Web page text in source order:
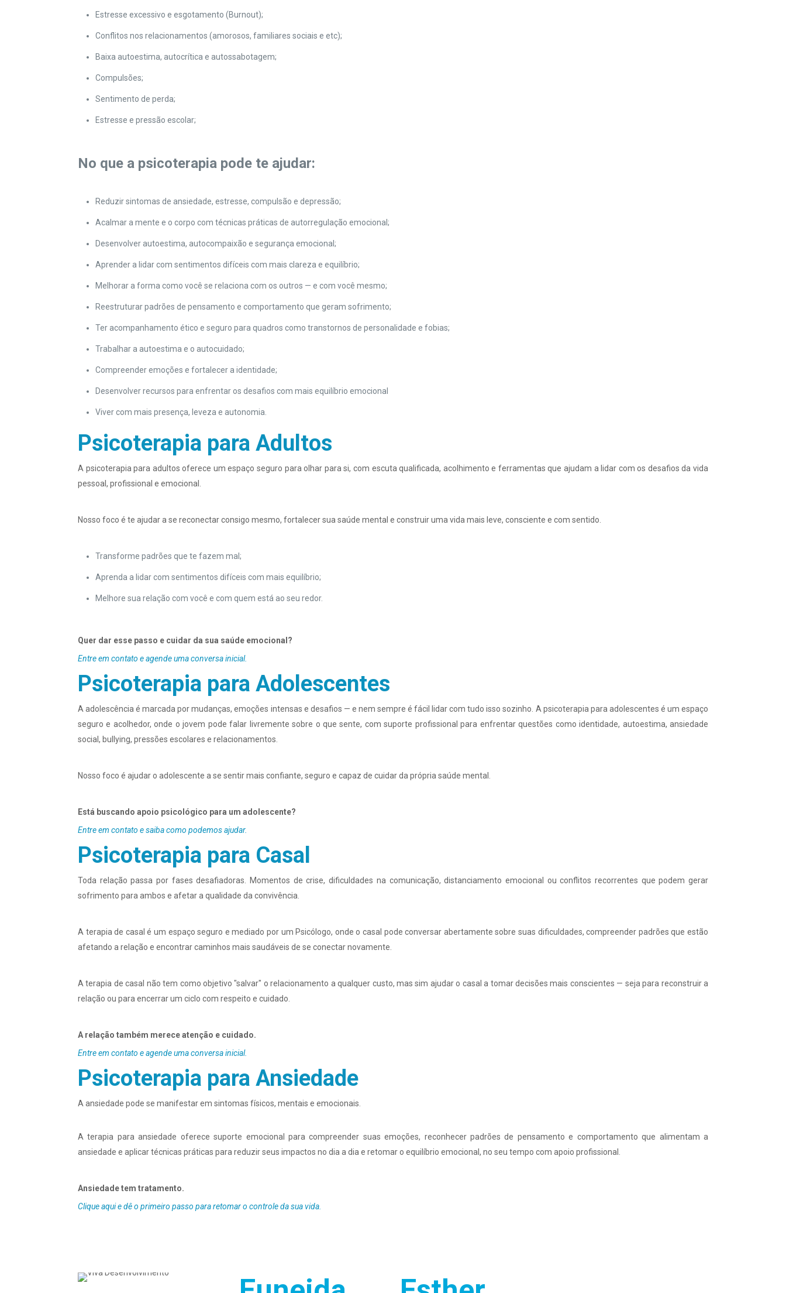
Estresse excessivo e esgotamento (Burnout);
Conflitos nos relacionamentos (amorosos, familiares sociais e etc);
Baixa autoestima, autocrítica e autossabotagem;
Compulsões;
Sentimento de perda;
Estresse e pressão escolar;
No que a psicoterapia pode te ajudar:
Reduzir sintomas de ansiedade, estresse, compulsão e depressão;
Acalmar a mente e o corpo com técnicas práticas de autorregulação emocional;
Desenvolver autoestima, autocompaixão e segurança emocional;
Aprender a lidar com sentimentos difíceis com mais clareza e equilíbrio;
Melhorar a forma como você se relaciona com os outros — e com você mesmo;
Reestruturar padrões de pensamento e comportamento que geram sofrimento;
Ter acompanhamento ético e seguro para quadros como transtornos de personalidade e fobias;
Trabalhar a autoestima e o autocuidado;
Compreender emoções e fortalecer a identidade;
Desenvolver recursos para enfrentar os desafios com mais equilíbrio emocional
Viver com mais presença, leveza e autonomia.
Psicoterapia para Adultos
A psicoterapia para adultos oferece um espaço seguro para olhar para si, com escuta qualificada, acolhimento e ferramentas que ajudam a lidar com os desafios da vida
pessoal, profissional e emocional.
Nosso foco é te ajudar a se reconectar consigo mesmo, fortalecer sua saúde mental e construir uma vida mais leve, consciente e com sentido.
Transforme padrões que te fazem mal;
Aprenda a lidar com sentimentos difíceis com mais equilíbrio;
Melhore sua relação com você e com quem está ao seu redor.
Quer dar esse passo e cuidar da sua saúde emocional?
Entre em contato e agende uma conversa inicial.
Psicoterapia para Adolescentes
A adolescência é marcada por mudanças, emoções intensas e desafios — e nem sempre é fácil lidar com tudo isso sozinho. A psicoterapia para adolescentes é um espaço
seguro e acolhedor, onde o jovem pode falar livremente sobre o que sente, com suporte profissional para enfrentar questões como identidade, autoestima, ansiedade
social, bullying, pressões escolares e relacionamentos.
Nosso foco é ajudar o adolescente a se sentir mais confiante, seguro e capaz de cuidar da própria saúde mental.
Está buscando apoio psicológico para um adolescente?
Entre em contato e saiba como podemos ajudar.
Psicoterapia para Casal
Toda relação passa por fases desafiadoras. Momentos de crise, dificuldades na comunicação, distanciamento emocional ou conflitos recorrentes que podem gerar
sofrimento para ambos e afetar a qualidade da convivência.
A terapia de casal é um espaço seguro e mediado por um Psicólogo, onde o casal pode conversar abertamente sobre suas dificuldades, compreender padrões que estão
afetando a relação e encontrar caminhos mais saudáveis de se conectar novamente.
A terapia de casal não tem como objetivo "salvar" o relacionamento a qualquer custo, mas sim ajudar o casal a tomar decisões mais conscientes — seja para reconstruir a
relação ou para encerrar um ciclo com respeito e cuidado.
A relação também merece atenção e cuidado.
Entre em contato e agende uma conversa inicial.
Psicoterapia para Ansiedade
A ansiedade pode se manifestar em sintomas físicos, mentais e emocionais.
A terapia para ansiedade oferece suporte emocional para compreender suas emoções, reconhecer padrões de pensamento e comportamento que alimentam a
ansiedade e aplicar técnicas práticas para reduzir seus impactos no dia a dia e retomar o equilíbrio emocional, no seu tempo com apoio profissional.
Ansiedade tem tratamento.
Clique aqui e dê o primeiro passo para retomar o controle da sua vida.